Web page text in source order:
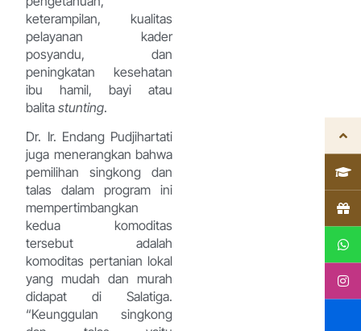
keterampilan, kualitas
pelayanan kader
posyandu, dan
peningkatan kesehatan
ibu hamil, bayi atau
balitastunting.
Dr. Ir. Endang Pudjihartati
juga menerangkan bahwa
pemilihan singkong dan
talas dalam program ini
mempertimbangkan
kedua komoditas
tersebut adalah
komoditas pertanian lokal
yang mudah dan murah
didapat di Salatiga.
“Keunggulan singkong